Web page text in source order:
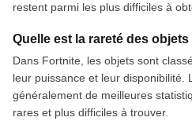
restent parmi les plus difficiles à
Quelle est la rareté des
Dans Fortnite, les objets sont
leur puissance et leur disponibilité.
généralement de meilleures
rares et plus difficiles à trouver.